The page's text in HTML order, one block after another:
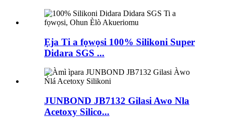
Ẹja Ti a fọwọsi 100% Silikoni Super
Didara SGS ...
JUNBOND JB7132 Gilasi Awo Nla
Acetoxy Silico...